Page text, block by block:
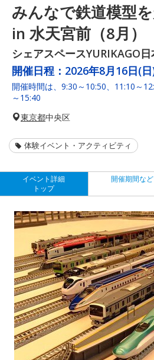
みんなで鉄道模型
in 水天宮前（8月）
シェアスペースYURIKAGO
開催日程： 2026年8月16日(
開催時間は、9:30～10:50、11:10～
～15:40
東京都中央区
体験イベント・アクティビティ
イベント詳細
トップ
開催期間など